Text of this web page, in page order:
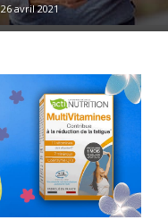
26 avril 2021